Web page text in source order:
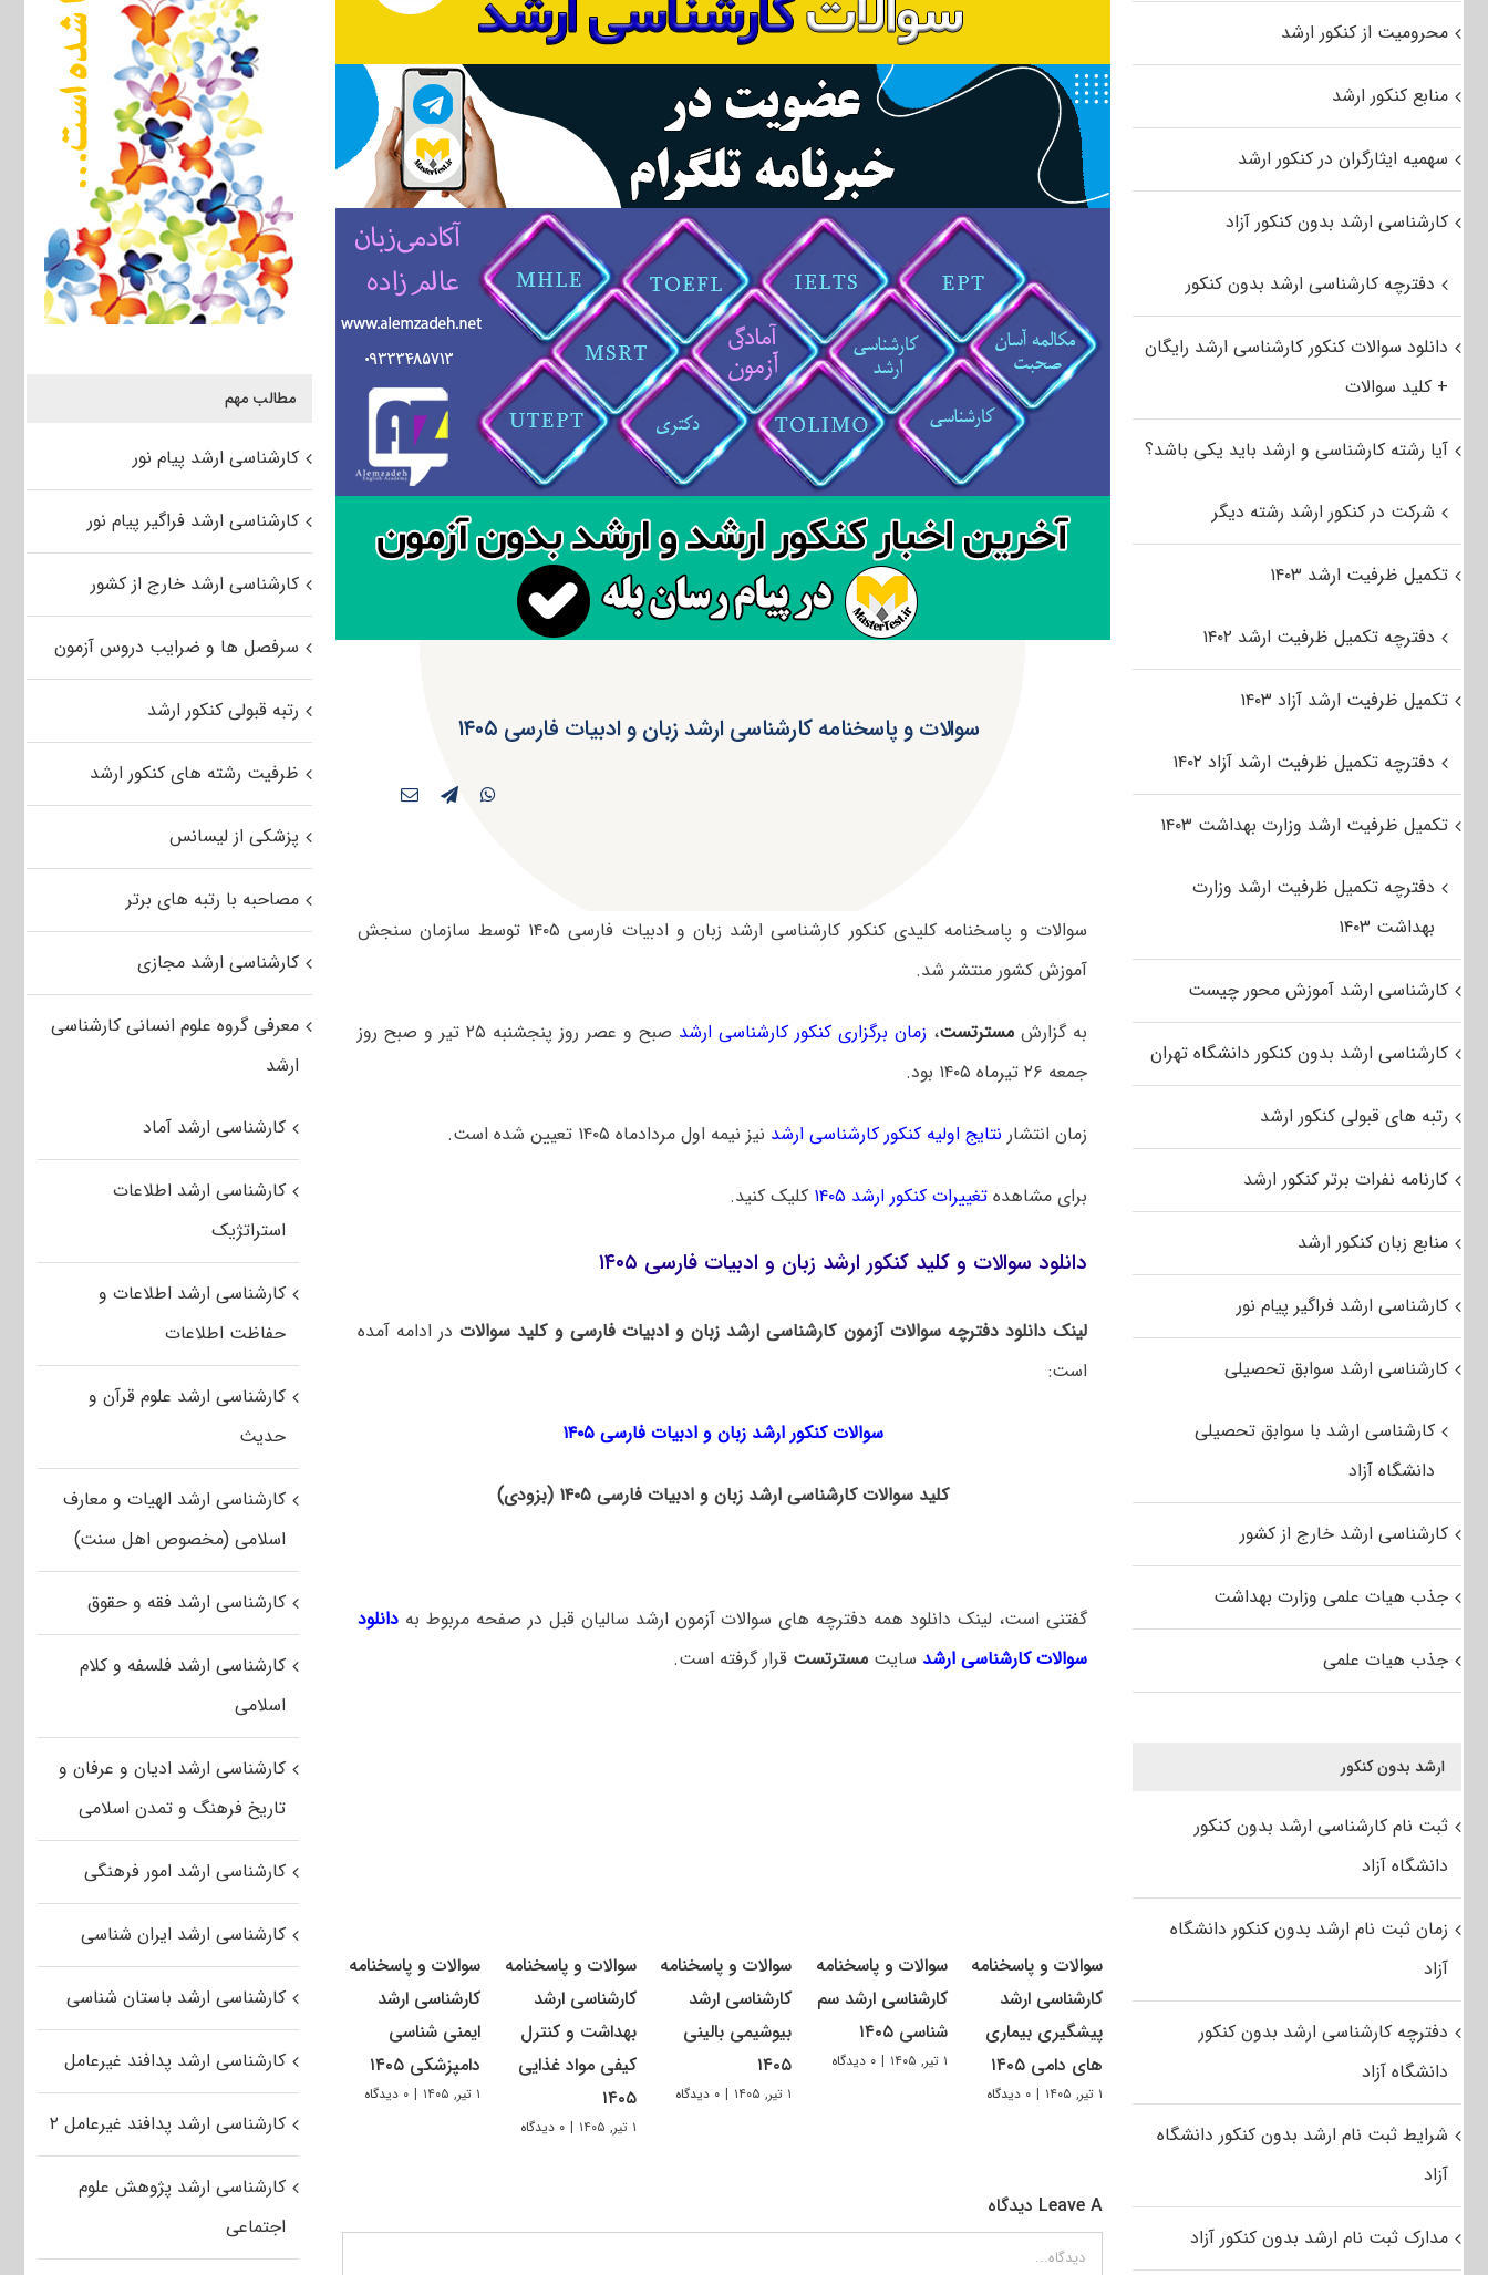
سوالات و پاسخنامه کارشناسی ارشد زبان و ادبیات فارسی ۱۴۰۵
سوالات و پاسخنامه کلیدی کنکور کارشناسی ارشد زبان و ادبیات فارسی ۱۴۰۵ توسط سازمان سنجش
آموزش کشور منتشر شد.
به گزارش مسترتست، زمان برگزاری کنکور کارشناسی ارشد
صبح و عصر روز پنجشنبه ۲۵ تیر و صبح روز
جمعه ۲۶ تیرماه ۱۴۰۵ بود.
زمان انتشار نتایج اولیه کنکور کارشناسی ارشد نیز نیمه اول مردادماه ۱۴۰۵ تعیین شده است.
برای مشاهده تغییرات کنکور ارشد ۱۴۰۵ کلیک کنید.
دانلود سوالات و کلید کنکور ارشد زبان و ادبیات فارسی ۱۴۰۵
لینک دانلود دفترچه سوالات آزمون کارشناسی ارشد زبان و ادبیات فارسی و کلید سوالاتدر ادامه آمده
است:
سوالات کنکور ارشد زبان و ادبیات فارسی ۱۴۰۵
کلید سوالات کارشناسی ارشد زبان و ادبیات فارسی ۱۴۰۵ (بزودی)
گفتنی است، لینک دانلود همه دفترچه های سوالات آزمون ارشد سالیان قبل در صفحه مربوط بهدانلود
سوالات کارشناسی ارشد سایت مسترتست قرار گرفته است.
سوالات و پاسخنامه
کارشناسی ارشد
پیشگیری بیماری
های دامی ۱۴۰۵
۱ تیر, ۱۴۰۵ | ۰ دیدگاه
سوالات و پاسخنامه
کارشناسی ارشد سم
شناسی ۱۴۰۵
۱ تیر, ۱۴۰۵ | ۰ دیدگاه
سوالات و پاسخنامه
کارشناسی ارشد
بیوشیمی بالینی
۱۴۰۵
۱ تیر, ۱۴۰۵ | ۰ دیدگاه
سوالات و پاسخنامه
کارشناسی ارشد
بهداشت و کنترل
کیفی مواد غذایی
۱۴۰۵
۱ تیر, ۱۴۰۵ | ۰ دیدگاه
سوالات و پاسخنامه
کارشناسی ارشد
ایمنی شناسی
دامپزشکی ۱۴۰۵
۱ تیر, ۱۴۰۵ | ۰ دیدگاه
Leave A دیدگاه
دیدگاه
مطالب مهم
کارشناسی ارشد پیام نور
کارشناسی ارشد فراگیر پیام نور
کارشناسی ارشد خارج از کشور
سرفصل ها و ضرایب دروس آزمون
رتبه قبولی کنکور ارشد
ظرفیت رشته های کنکور ارشد
پزشکی از لیسانس
مصاحبه با رتبه های برتر
کارشناسی ارشد مجازی
معرفی گروه علوم انسانی کارشناسی
ارشد
کارشناسی ارشد آماد
کارشناسی ارشد اطلاعات
استراتژیک
کارشناسی ارشد اطلاعات و
حفاظت اطلاعات
کارشناسی ارشد علوم قرآن و
حدیث
کارشناسی ارشد الهیات و معارف
اسلامی (مخصوص اهل سنت)
کارشناسی ارشد فقه و حقوق
کارشناسی ارشد فلسفه و کلام
اسلامی
کارشناسی ارشد ادیان و عرفان و
تاریخ فرهنگ و تمدن اسلامی
کارشناسی ارشد امور فرهنگی
کارشناسی ارشد ایران شناسی
کارشناسی ارشد باستان شناسی
کارشناسی ارشد پدافند غیرعامل
کارشناسی ارشد پدافند غیرعامل ۲
کارشناسی ارشد پژوهش علوم
اجتماعی
محرومیت از کنکور ارشد
منابع کنکور ارشد
سهمیه ایثارگران در کنکور ارشد
کارشناسی ارشد بدون کنکور آزاد
دفترچه کارشناسی ارشد بدون کنکور
دانلود سوالات کنکور کارشناسی ارشد رایگان
+ کلید سوالات
آیا رشته کارشناسی و ارشد باید یکی باشد؟
شرکت در کنکور ارشد رشته دیگر
تکمیل ظرفیت ارشد ۱۴۰۳
دفترچه تکمیل ظرفیت ارشد ۱۴۰۲
تکمیل ظرفیت ارشد آزاد ۱۴۰۳
دفترچه تکمیل ظرفیت ارشد آزاد ۱۴۰۲
تکمیل ظرفیت ارشد وزارت بهداشت ۱۴۰۳
دفترچه تکمیل ظرفیت ارشد وزارت
بهداشت ۱۴۰۳
کارشناسی ارشد آموزش محور چیست
کارشناسی ارشد بدون کنکور دانشگاه تهران
رتبه های قبولی کنکور ارشد
کارنامه نفرات برتر کنکور ارشد
منابع زبان کنکور ارشد
کارشناسی ارشد فراگیر پیام نور
کارشناسی ارشد سوابق تحصیلی
کارشناسی ارشد با سوابق تحصیلی
دانشگاه آزاد
کارشناسی ارشد خارج از کشور
جذب هیات علمی وزارت بهداشت
جذب هیات علمی
ارشد بدون کنکور
ثبت نام کارشناسی ارشد بدون کنکور
دانشگاه آزاد
زمان ثبت نام ارشد بدون کنکور دانشگاه
آزاد
دفترچه کارشناسی ارشد بدون کنکور
دانشگاه آزاد
شرایط ثبت نام ارشد بدون کنکور دانشگاه
آزاد
مدارک ثبت نام ارشد بدون کنکور آزاد